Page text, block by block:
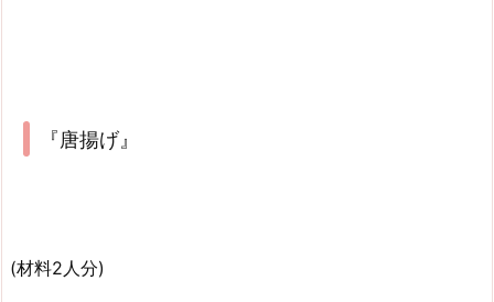
『唐揚げ』
(材料2人分)